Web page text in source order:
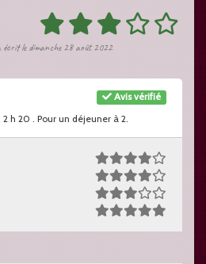
écrit le dimanche 28 août 2022
Avis vérifié
h 20 . Pour un déjeuner à 2.